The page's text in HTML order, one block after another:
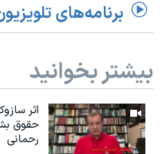
برنامه‌های
بیشتر بخوانید
اثر
حقوق
رحمانی